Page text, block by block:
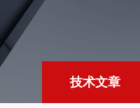
技术文章